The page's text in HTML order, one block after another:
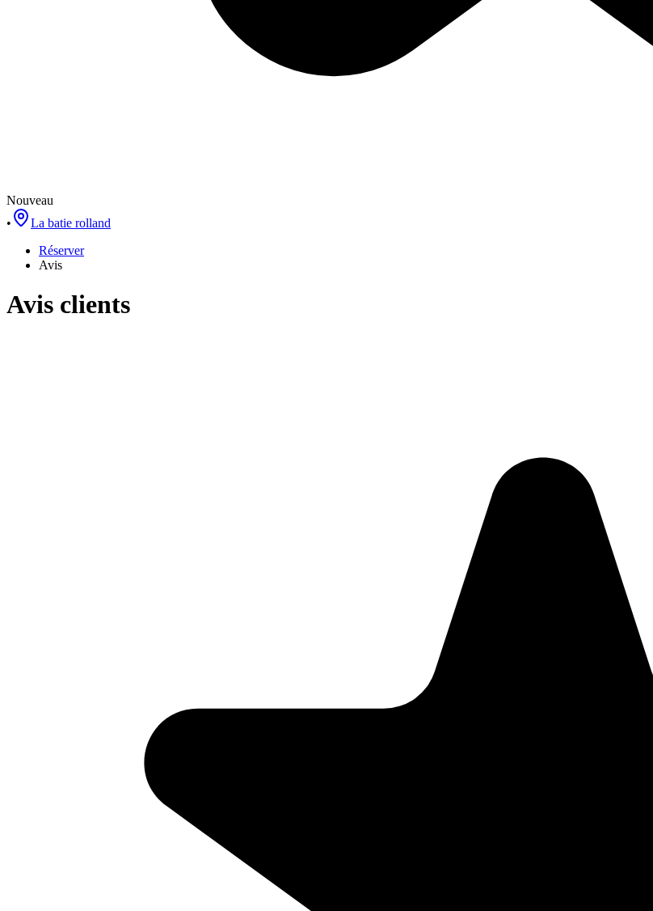
Nouveau
•
La batie rolland
Réserver
Avis
Avis clients